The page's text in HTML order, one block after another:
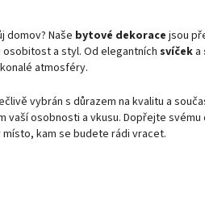
domov? Naše bytové dekorace jsou
a styl. Od elegantníchsvíček a
atmosféry.
vybrán s důrazem na kvalitu a
vaší osobnosti a vkusu. Dopřejte
kam se budete rádi vracet.